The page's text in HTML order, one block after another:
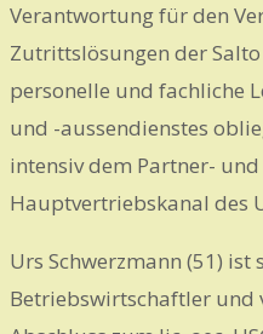
Verantwortung für den
Zutrittslösungen der
personelle und fachliche
und -aussendienstes
intensiv dem Partner-
Hauptvertriebskanal des
Urs Schwerzmann (51)
Betriebswirtschaftler und